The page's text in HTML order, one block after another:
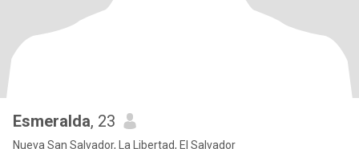
Esmeralda, 23
Nueva San Salvador, La Libertad, El Salvador